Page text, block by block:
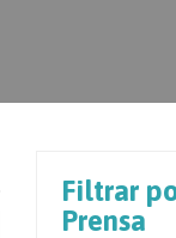
Filtrar
Prensa